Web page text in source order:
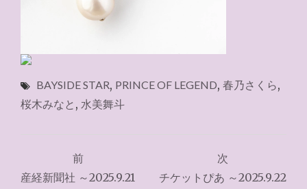
BAYSIDE STAR, PRINCE OF LEGEND, 春乃さくら,
桜木みなと , 水美舞斗
稿
前
産経新聞社 ～2025.9.21
次
チケットぴあ ～2025.9.22